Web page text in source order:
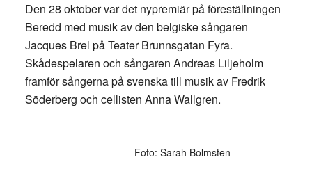
Den 28 oktober var det nypremiär på föreställningen
Beredd med musik av den belgiske sångaren
Jacques Brel på Teater Brunnsgatan Fyra.
Skådespelaren och sångaren Andreas Liljeholm
framför sångerna på svenska till musik av Fredrik
Söderberg och cellisten Anna Wallgren.
Foto: Sarah Bolmsten